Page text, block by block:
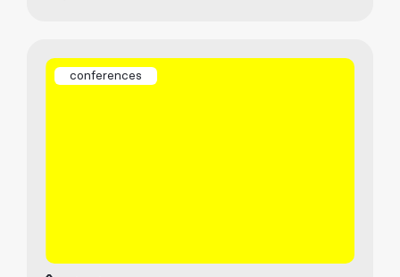
conferences